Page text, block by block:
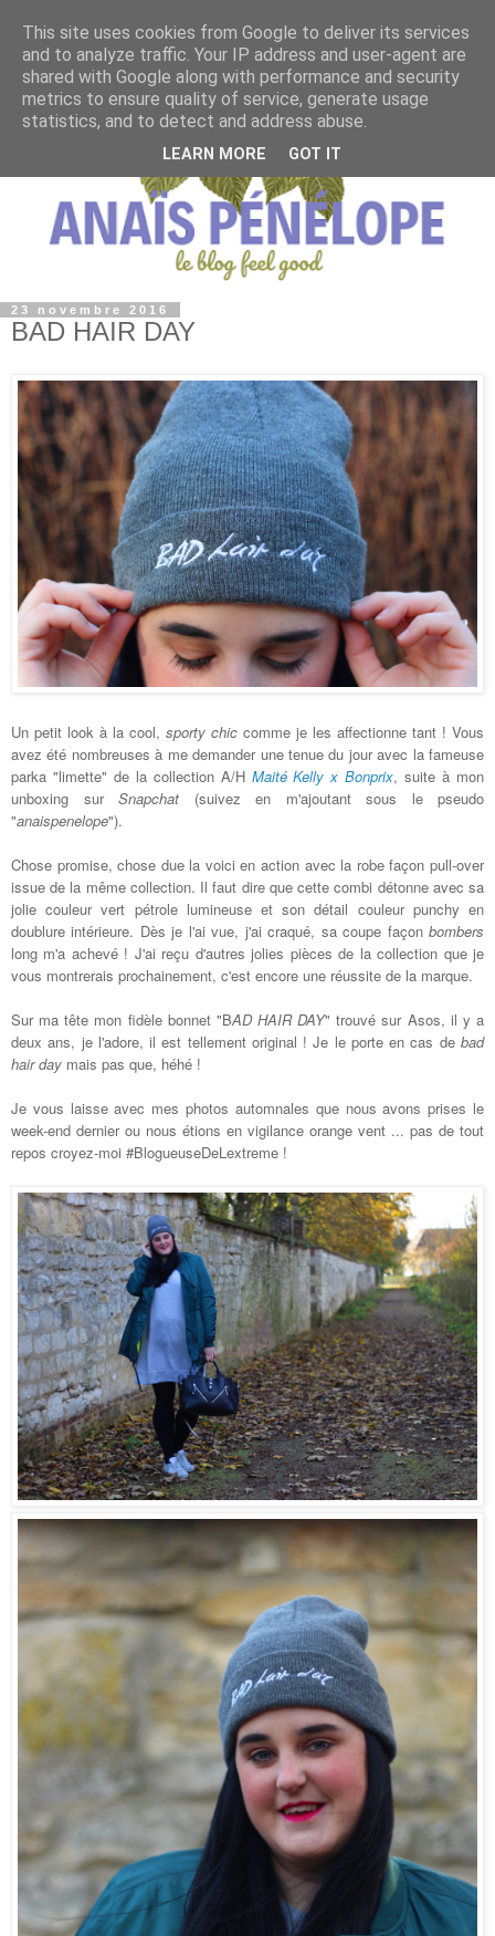
23 novembre 2016
BAD HAIR DAY
Un petit look à la cool, sporty chic comme je les affectionne tant ! Vous
avez été nombreuses à me demander une tenue du jour avec la fameuse
parka "limette" de la collection A/H Maité Kelly x Bonprix, suite à mon
unboxing sur Snapchat (suivez en m'ajoutant sous le pseudo
"anaispenelope").
Chose promise, chose due la voici en action avec la robe façon pull-over
issue de la même collection. Il faut dire que cette combi détonne avec sa
jolie couleur vert pétrole lumineuse et son détail couleur punchy en
doublure intérieure. Dès je l'ai vue, j'ai craqué, sa coupe façon bombers
long m'a achevé ! J'ai reçu d'autres jolies pièces de la collection que je
vous montrerais prochainement, c'est encore une réussite de la marque.
Sur ma tête mon fidèle bonnet "BAD HAIR DAY" trouvé sur Asos, il y a
deux ans, je l'adore, il est tellement original ! Je le porte en cas de bad
hair day mais pas que, héhé !
Je vous laisse avec mes photos automnales que nous avons prises le
week-end dernier ou nous étions en vigilance orange vent ... pas de tout
repos croyez-moi #BlogueuseDeLextreme !
This site uses cookies from Google to deliver its services
and to analyze traffic. Your IP address and user-agent are
shared with Google along with performance and security
metrics to ensure quality of service, generate usage
statistics, and to detect and address abuse.
LEARN MORE GOT IT